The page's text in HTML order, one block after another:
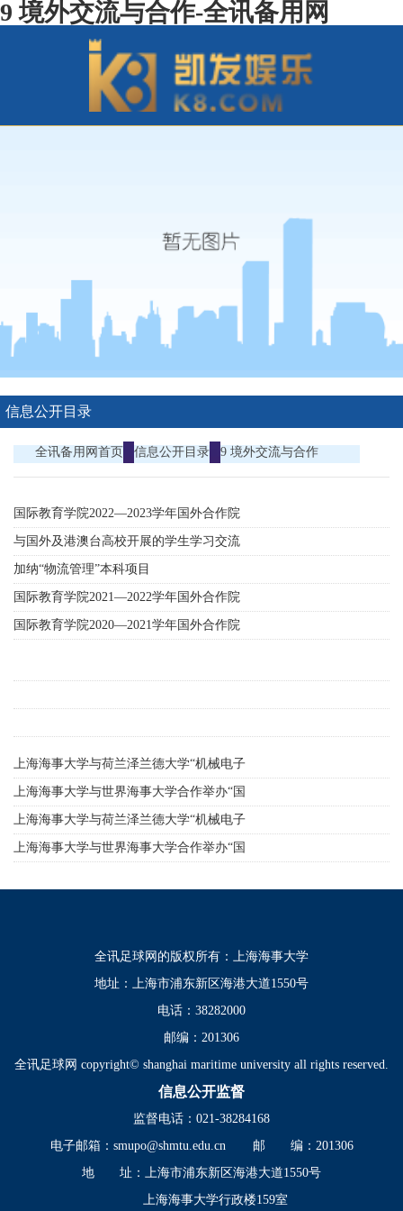
9 境外交流与合作-全讯备用网
信息公开目录
全讯备用网首页 信息公开目录 9 境外交流与合作
国际教育学院2022—2023学年国外合作院
校及招收留学生合作项目
与国外及港澳台高校开展的学生学习交流
项目
加纳“物流管理”本科项目
国际教育学院2021—2022学年国外合作院
校及招收留学生合作项目
国际教育学院2020—2021学年国外合作院
上海海事大学与荷兰泽兰德大学“机械电子
工程”、“电子工程与智...
上海海事大学与世界海事大学合作举办“国
际运输与物流”硕士学位...
上海海事大学与荷兰泽兰德大学“机械电子
工程”、“电子工程与智...
上海海事大学与世界海事大学合作举办“国
全讯足球网的版权所有：上海海事大学
地址：上海市浦东新区海港大道1550号
电话：38282000
邮编：201306
全讯足球网 copyright© shanghai maritime university all rights reserved.
信息公开监督
监督电话：021-38284168
电子邮箱： smupo@shmtu.edu.cn
邮 编：201306
地 址：上海市浦东新区海港大道1550号
上海海事大学行政楼159室